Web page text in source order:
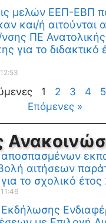
μελών ΕΕΠ-ΕΒΠ
και/ή αιτούνται
ΠΕ Ανατολικής
για το διδακτικό
12:53
1 2 3 4 5
Επόμενες »
αιτήσεων
το σχολικό
11:46